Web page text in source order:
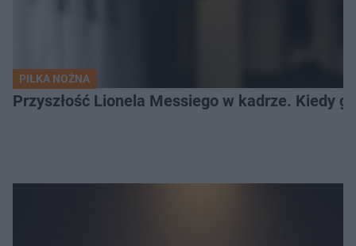
PIŁKA NOŻNA
Przyszłość Lionela Messiego w kadrze. Kiedy